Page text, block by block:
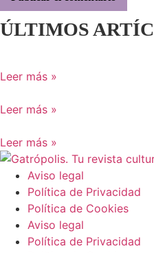
ÚLTIMOS
Leer más »
Leer más »
Leer más »
Aviso legal
Política de Privacidad
Política de Cookies
Aviso legal
Política de Privacidad